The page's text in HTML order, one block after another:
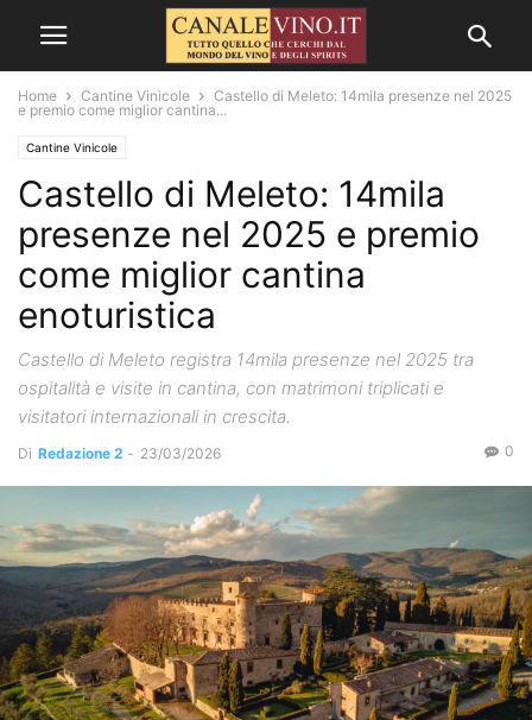
Home Cantine Vinicole
Castello di Meleto: 14mila presenze nel 2025
e premio come miglior cantina...
Cantine Vinicole
Castello di Meleto: 14mila
presenze nel 2025 e premio
come miglior cantina
enoturistica
Castello di Meleto registra 14mila presenze nel 2025 tra
ospitalità e visite in cantina, con matrimoni triplicati e
visitatori internazionali in crescita.
Di Redazione 2 - 23/03/2026 0